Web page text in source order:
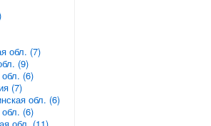
обл. (7)
(9)
(6)
(7)
обл. (6)
(6)